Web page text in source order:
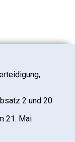
2 und 20
21. Mai